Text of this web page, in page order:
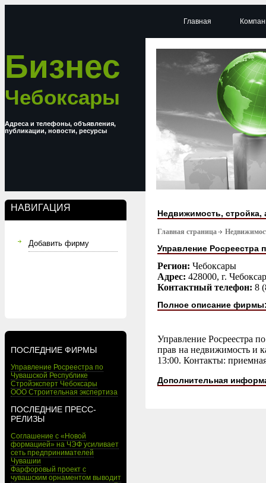
Бизнес
Чебоксары
Адреса и телефоны, объявления,
публикации, новости, ресурсы
НАВИГАЦИЯ
Добавить фирму
ПОСЛЕДНИЕ ФИРМЫ
Управление Росреестра по
Чувашской Республике
Стройэксперт Чебоксары
ООО Строительная экспертиза
ПОСЛЕДНИЕ ПРЕСС-
РЕЛИЗЫ
Соглашение с «Новой
формацией» на ЧЭФ усиливает
сеть предпринимателей
Чувашии
Фарфоровый проект с
чувашским орнаментом выводит
Главная
Недвижимость, стройка,
Главная страница
Управление Росреестра
Регион: Чебоксары
Адрес: 428000, г.
Контактный телефон: 8
Полное описание
Управление Росреестра
прав на недвижимость и
13:00. Контакты:
Дополнительная